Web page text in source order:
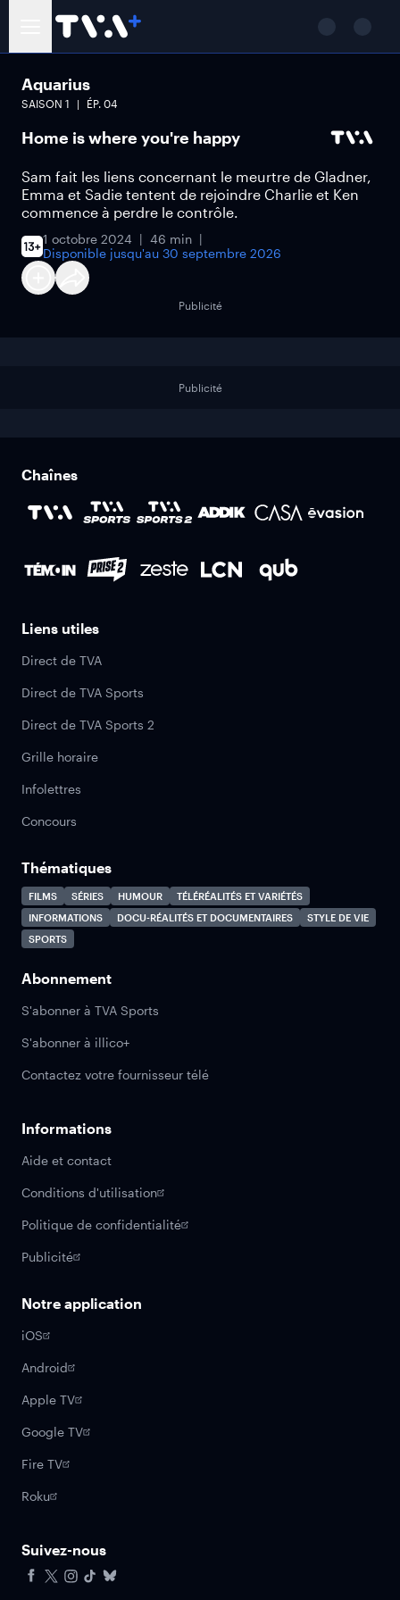
Aquarius
SAISON 1 ÉP. 04
Home is where you're happy
Sam fait les liens concernant le meurtre de Gladner,
Emma et Sadie tentent de rejoindre Charlie et Ken
commence à perdre le contrôle.
1 octobre 2024
46 min
Disponible jusqu'au 30 septembre 2026
Publicité
Publicité
Chaînes
Liens utiles
Direct de TVA
Direct de TVA Sports
Direct de TVA Sports 2
Grille horaire
Infolettres
Concours
Thématiques
FILMS SÉRIES HUMOUR
TÉLÉRÉALITÉS ET VARIÉTÉS
INFORMATIONS
DOCU-RÉALITÉS ET DOCUMENTAIRES
STYLE DE VIE
SPORTS
Abonnement
S'abonner à TVA Sports
S'abonner à illico+
Contactez votre fournisseur télé
Informations
Aide et contact
Conditions d'utilisation
Politique de confidentialité
Publicité
Notre application
iOS
Android
Apple TV
Google TV
Fire TV
Roku
Suivez-nous